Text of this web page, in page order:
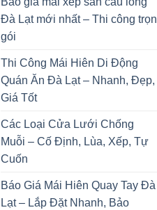
Đà Lạt mới nhất – Thi công trọn
gói
Thi Công Mái Hiên Di Động
Quán Ăn Đà Lạt – Nhanh, Đẹp,
Giá Tốt
Các Loại Cửa Lưới Chống
Muỗi – Cố Định, Lùa, Xếp, Tự
Cuốn
Báo Giá Mái Hiên Quay Tay Đà
Lạt – Lắp Đặt Nhanh, Bảo